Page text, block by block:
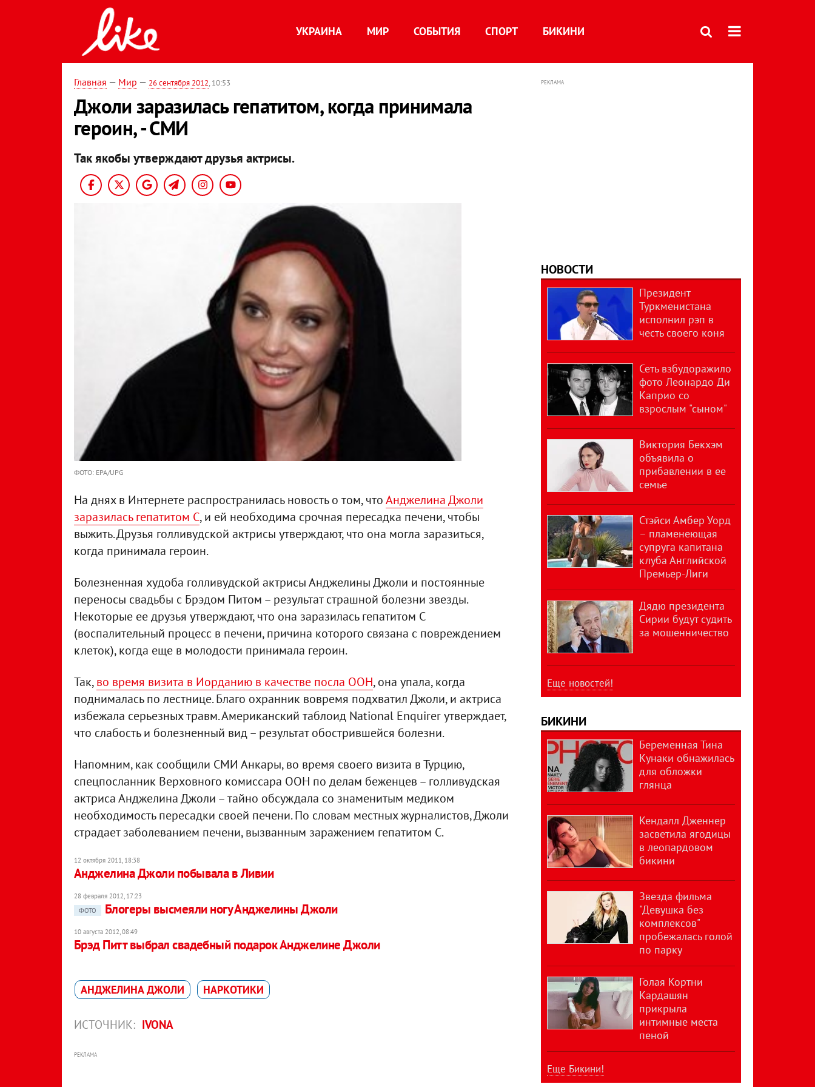
УКРАИНА МИР СОБЫТИЯ СПОРТ БИКИНИ
Главная — Мир — 26 сентября 2012, 10:53
Джоли заразилась гепатитом, когда принимала
героин, - СМИ
Так якобы утверждают друзья актрисы.
ФОТО: EPA/UPG
На днях в Интернете распространилась новость о том, чтоАнджелина Джоли
заразилась гепатитом С, и ей необходима срочная пересадка печени, чтобы
выжить. Друзья голливудской актрисы утверждают, что она могла заразиться,
когда принимала героин.
Болезненная худоба голливудской актрисы Анджелины Джоли и постоянные
переносы свадьбы с Брэдом Питом – результат страшной болезни звезды.
Некоторые ее друзья утверждают, что она заразилась гепатитом С
(воспалительный процесс в печени, причина которого связана с повреждением
клеток), когда еще в молодости принимала героин.
Так,во время визита в Иорданию в качестве посла ООН, она упала, когда
поднималась по лестнице. Благо охранник вовремя подхватил Джоли, и актриса
избежала серьезных травм. Американский таблоид National Enquirer утверждает,
что слабость и болезненный вид – результат обострившейся болезни.
Напомним, как сообщили СМИ Анкары, во время своего визита в Турцию,
спецпосланник Верховного комиссара ООН по делам беженцев – голливудская
актриса Анджелина Джоли – тайно обсуждала со знаменитым медиком
необходимость пересадки своей печени. По словам местных журналистов, Джоли
страдает заболеванием печени, вызванным заражением гепатитом С.
12 октября 2011, 18:38
Анджелина Джоли побывала в Ливии
28 февраля 2012, 17:23
ФОТО
Блогеры высмеяли ногу Анджелины Джоли
10 августа 2012, 08:49
Брэд Питт выбрал свадебный подарок Анджелине Джоли
АНДЖЕЛИНА ДЖОЛИ НАРКОТИКИ
ИСТОЧНИК: IVONA
РЕКЛАМА
РЕКЛАМА
НОВОСТИ
Президент
Туркменистана
исполнил рэп в
честь своего коня
Сеть взбудоражило
фото Леонардо Ди
Каприо со
взрослым "сыном"
Виктория Бекхэм
объявила о
прибавлении в ее
семье
Стэйси Амбер Уорд
– пламенеющая
супруга капитана
клуба Английской
Премьер-Лиги
Дядю президента
Сирии будут судить
за мошенничество
Еще новостей!
БИКИНИ
Беременная Тина
Кунаки обнажилась
для обложки
глянца
Кендалл Дженнер
засветила ягодицы
в леопардовом
бикини
Звезда фильма
"Девушка без
комплексов"
пробежалась голой
по парку
Голая Кортни
Кардашян
прикрыла
интимные места
пеной
Еще Бикини!